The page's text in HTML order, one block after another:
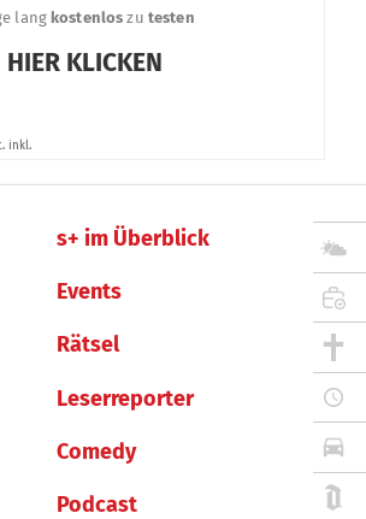
s+ im Überblick
Events
Rätsel
Leserreporter
Comedy
Podcast